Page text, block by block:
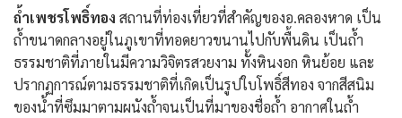
ถ้ำเพชรโพธิ์ทอง สถานที่ท่องเที่ยวที่สำคัญของอ.คลองหาด เป็น
ถ้ำขนาดกลางอยู่ในภูเขาที่ทอดยาวขนานไปกับพื้นดิน เป็นถ้ำ
ธรรมชาติที่ภายในมีความวิจิตรสวยงาม ทั้งหินงอก หินย้อย และ
ปรากฏการณ์ตามธรรมชาติที่เกิดเป็นรูปใบโพธิ์สีทอง จากสีสนิม
ของน้ำที่ซึมมาตามผนังถ้ำจนเป็นที่มาของชื่อถ้ำ อากาศในถ้ำ